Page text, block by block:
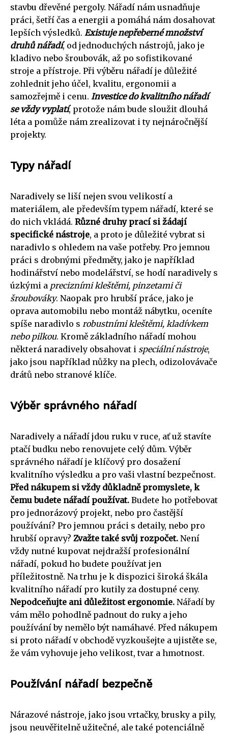
stavbu dřevěné pergoly. Nářadí nám usnadňuje
práci, šetří čas a energii a pomáhá nám dosahovat
lepších výsledků. Existuje nepřeberné množství
druhů nářadí, od jednoduchých nástrojů, jako je
kladivo nebo šroubovák, až po sofistikované
stroje a přístroje. Při výběru nářadí je důležité
zohlednit jeho účel, kvalitu, ergonomii a
samozřejmě i cenu. Investice do kvalitního nářadí
se vždy vyplatí, protože nám bude sloužit dlouhá
léta a pomůže nám zrealizovat i ty nejnáročnější
projekty.
Typy nářadí
Naradively se liší nejen svou velikostí a
materiálem, ale především typem nářadí, které se
do nich vkládá. Různé druhy prací si žádají
specifické nástroje, a proto je důležité vybrat si
naradivlo s ohledem na vaše potřeby. Pro jemnou
práci s drobnými předměty, jako je například
hodinářství nebo modelářství, se hodí naradively s
úzkými a precizními kleštěmi, pinzetami či
šroubováky. Naopak pro hrubší práce, jako je
oprava automobilu nebo montáž nábytku, oceníte
spíše naradivlo s robustními kleštěmi, kladívkem
nebo pilkou. Kromě základního nářadí mohou
některá naradively obsahovat i speciální nástroje,
jako jsou například nůžky na plech, odizolovávače
drátů nebo stranové klíče.
Výběr správného nářadí
Naradively a nářadí jdou ruku v ruce, ať už stavíte
ptačí budku nebo renovujete celý dům. Výběr
správného nářadí je klíčový pro dosažení
kvalitního výsledku a pro vaši vlastní bezpečnost.
Před nákupem si vždy důkladně promyslete, k
čemu budete nářadí používat. Budete ho potřebovat
pro jednorázový projekt, nebo pro častější
používání? Pro jemnou práci s detaily, nebo pro
hrubší opravy? Zvažte také svůj rozpočet. Není
vždy nutné kupovat nejdražší profesionální
nářadí, pokud ho budete používat jen
příležitostně. Na trhu je k dispozici široká škála
kvalitního nářadí pro kutily za dostupné ceny.
Nepodceňujte ani důležitost ergonomie. Nářadí by
vám mělo pohodlně padnout do ruky a jeho
používání by nemělo být namáhavé. Před nákupem
si proto nářadí v obchodě vyzkoušejte a ujistěte se,
že vám vyhovuje jeho velikost, tvar a hmotnost.
Používání nářadí bezpečně
Nárazové nástroje, jako jsou vrtačky, brusky a pily,
jsou neuvěřitelně užitečné, ale také potenciálně